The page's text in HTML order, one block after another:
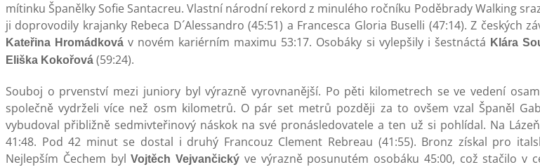
mítinku Španělky Sofie Santacreu. Vlastní národní rekord z minulého ročníku Poděbrady Walking
ji doprovodily krajanky Rebeca D´Alessandro (45:51) a Francesca Gloria Buselli (47:14). Z českých
Kateřina Hromádková v novém kariérním maximu 53:17. Osobáky si vylepšily i šestnáctá Klára
Eliška Kokořová (59:24).
Souboj o prvenství mezi juniory byl výrazně vyrovnanější. Po pěti kilometrech se ve vedení
společně vydrželi více než osm kilometrů. O pár set metrů později za to ovšem vzal Španěl
vybudoval přibližně sedmivteřinový náskok na své pronásledovatele a ten už si pohlídal. Na
41:48. Pod 42 minut se dostal i druhý Francouz Clement Rebreau (41:55). Bronz získal pro
Nejlepším Čechem bylVojtěch Vejvančický ve výrazně posunutém osobáku 45:00, což stačilo v